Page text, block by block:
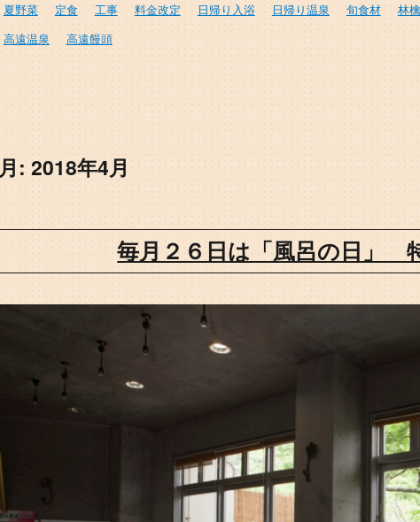
夏野菜
定食 工事 料金改定 日帰り入浴 日帰り温泉 旬食材 林
高遠温泉
高遠饅頭
月: 2018年4月
毎月２６日は「風呂の日」